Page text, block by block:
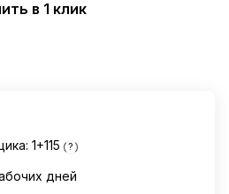
в 1 клик
1+115 ?
дней